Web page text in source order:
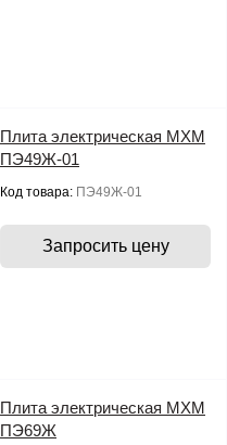
Плита электрическая МХМ
ПЭ49Ж-01
Код товара: ПЭ49Ж-01
Запросить цену
Плита электрическая МХМ
ПЭ69Ж